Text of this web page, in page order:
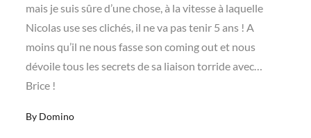
mais je suis sûre d’une chose, à la vitesse à laquelle
Nicolas use ses clichés, il ne va pas tenir 5 ans ! A
moins qu’il ne nous fasse son coming out et nous
dévoile tous les secrets de sa liaison torride avec…
Brice !
By Domino